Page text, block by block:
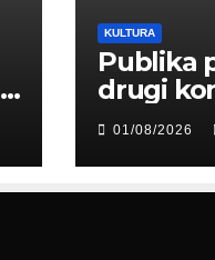
KULTURA
Publika
drugi
Merlina
01/08/2026